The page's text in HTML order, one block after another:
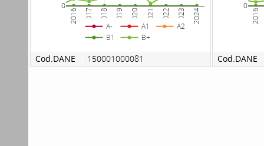
2016 2017 2018 2019 2020 2021 2022 2023 2024
0
A- A1
A2
B1
B+
Cod.DANE 150001000081
2016
0
Cod.DANE